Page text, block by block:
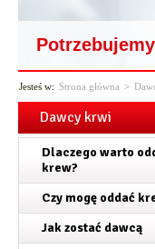
Jesteś w: Strona główna >
Dawcy krwi
Dlaczego warto
krew?
Czy mogę oddać
Jak zostać dawcą